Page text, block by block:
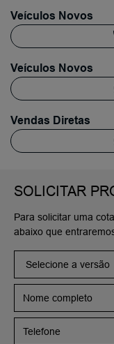
SOLICITAR
Para solicitar uma
abaixo que
Veículos Novos
Veículos Novos
Vendas Diretas